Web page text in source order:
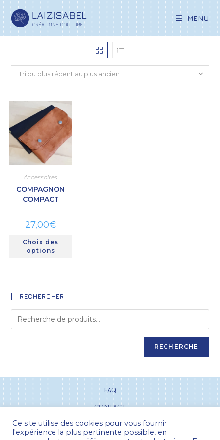
MENU
Tri du plus récent au plus ancien
Accessoires
COMPAGNON
COMPACT
27,00€
Choix des
options
RECHERCHER
RECHERCHE
FAQ
CONTACT
CGV
Ce site utilise des cookies pour vous fournir
l'expérience la plus pertinente possible, en